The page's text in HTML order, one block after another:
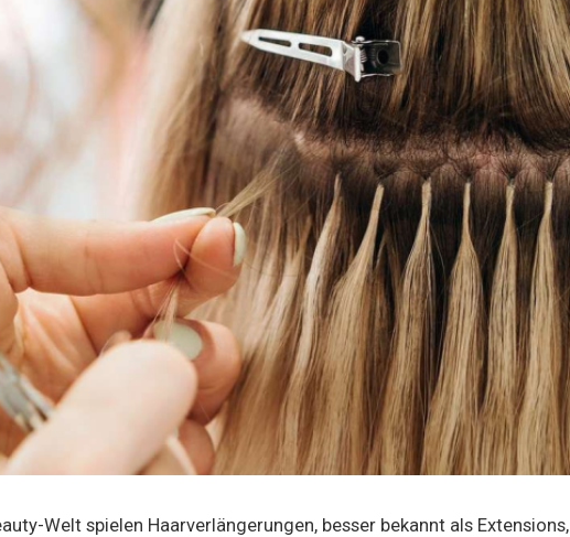
Welt spielen Haarverlängerungen, besser bekannt als